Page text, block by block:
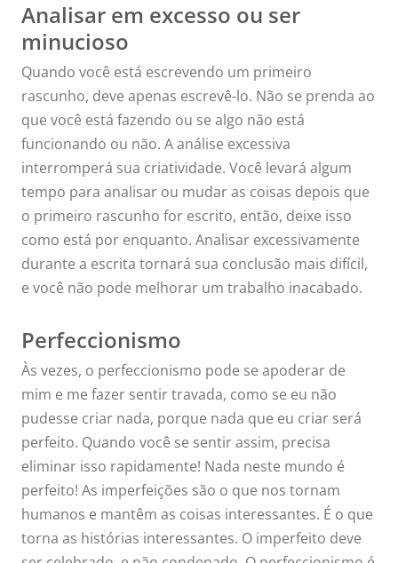
Analisar em excesso ou ser
minucioso
Quando você está escrevendo um primeiro
rascunho, deve apenas escrevê-lo. Não se prenda ao
que você está fazendo ou se algo não está
funcionando ou não. A análise excessiva
interromperá sua criatividade. Você levará algum
tempo para analisar ou mudar as coisas depois que
o primeiro rascunho for escrito, então, deixe isso
como está por enquanto. Analisar excessivamente
durante a escrita tornará sua conclusão mais difícil,
e você não pode melhorar um trabalho inacabado.
Perfeccionismo
Às vezes, o perfeccionismo pode se apoderar de
mim e me fazer sentir travada, como se eu não
pudesse criar nada, porque nada que eu criar será
perfeito. Quando você se sentir assim, precisa
eliminar isso rapidamente! Nada neste mundo é
perfeito! As imperfeições são o que nos tornam
humanos e mantêm as coisas interessantes. É o que
torna as histórias interessantes. O imperfeito deve